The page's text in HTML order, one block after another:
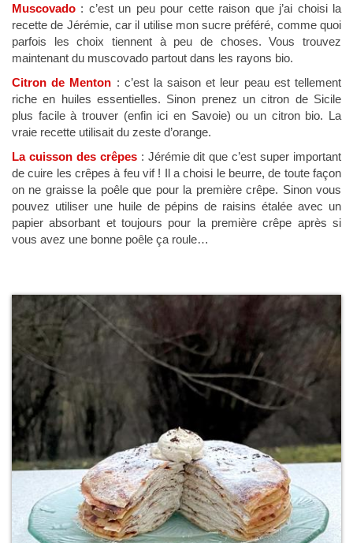
Muscovado : c’est un peu pour cette raison que j’ai choisi la
recette de Jérémie, car il utilise mon sucre préféré, comme quoi
parfois les choix tiennent à peu de choses. Vous trouvez
maintenant du muscovado partout dans les rayons bio.
Citron de Menton : c’est la saison et leur peau est tellement
riche en huiles essentielles. Sinon prenez un citron de Sicile
plus facile à trouver (enfin ici en Savoie) ou un citron bio. La
vraie recette utilisait du zeste d’orange.
La cuisson des crêpes: Jérémie dit que c’est super important
de cuire les crêpes à feu vif ! Il a choisi le beurre, de toute façon
on ne graisse la poêle que pour la première crêpe. Sinon vous
pouvez utiliser une huile de pépins de raisins étalée avec un
papier absorbant et toujours pour la première crêpe après si
vous avez une bonne poêle ça roule…